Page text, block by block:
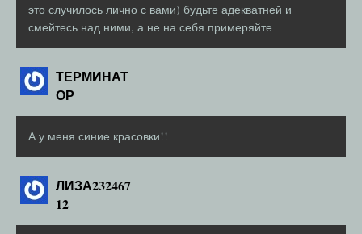
это случилось лично с вами) будьте адекватней и
смейтесь над ними, а не на себя примеряйте
ТЕРМИНАТ
ОР
А у меня синие красовки!!
ЛИЗА232467
12